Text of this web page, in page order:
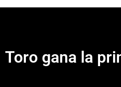
Toro gana la